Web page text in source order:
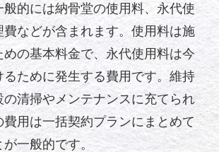
的には納骨堂の使用料、永代使
費などが含まれます。使用料は施
の基本料金で、永代使用料は今
ために発生する費用です。維持
清掃やメンテナンスに充てられ
費用は一括契約プランにまとめて
一般的です。